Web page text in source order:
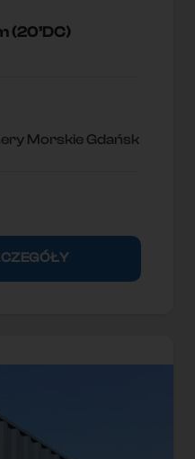
(20’DC)
Morskie Gdańsk